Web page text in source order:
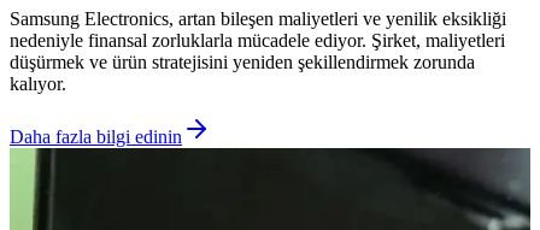
Samsung Electronics, artan bileşen maliyetleri ve yenilik eksikliği
nedeniyle finansal zorluklarla mücadele ediyor. Şirket, maliyetleri
düşürmek ve ürün stratejisini yeniden şekillendirmek zorunda
kalıyor.
Daha fazla bilgi edinin